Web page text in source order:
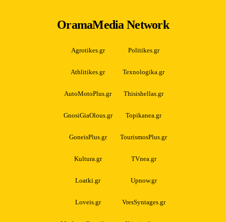
OramaMedia Network
Agrotikes.gr Politikes.gr
Athlitikes.gr Texnologika.gr
AutoMotoPlus.gr Thisishellas.gr
GnosiGiaOlous.gr Topikanea.gr
GoneisPlus.gr TourismosPlus.gr
Kultura.gr TVnea.gr
Loatki.gr Upnow.gr
Loveis.gr VresSyntages.gr